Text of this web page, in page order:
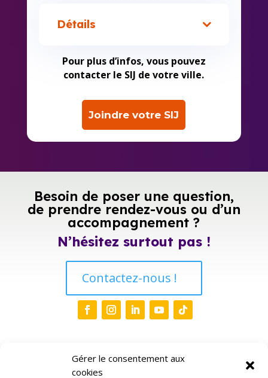
Gérer le consentement aux
cookies
Détails
Pour plus d’infos, vous pouvez
contacter le SIJ de votre ville.
Joindre votre SIJ
Besoin de poser une question,
de prendre rendez-vous ou d’un
accompagnement ?
N’hésitez surtout pas !
Contactez-nous !
Liens